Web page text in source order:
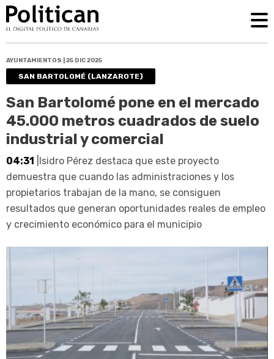
AYUNTAMIENTOS | 25 DIC 2025
SAN BARTOLOMÉ (LANZAROTE)
San Bartolomé pone en el mercado
45.000 metros cuadrados de suelo
industrial y comercial
04:31 |Isidro Pérez destaca que este proyecto
demuestra que cuando las administraciones y los
propietarios trabajan de la mano, se consiguen
resultados que generan oportunidades reales de empleo
y crecimiento económico para el municipio